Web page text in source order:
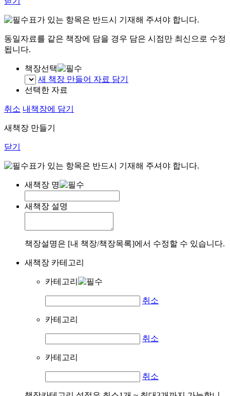
표가 있는 항목은 반드시 기재해 주셔야 합니다.
동일자료를 같은 책장에 담을 경우 담은 시점만 최신으로 수정
됩니다.
책장선택
새 책장 만들어 자료 담기
선택한 자료
취소 내책장에 담기
새책장 만들기
닫기
표가 있는 항목은 반드시 기재해 주셔야 합니다.
새책장 명
새책장 설명
책장설명은 [내 책장/책장목록]에서 수정할 수 있습니다.
새책장 카테고리
카테고리
취소
카테고리
취소
카테고리
취소